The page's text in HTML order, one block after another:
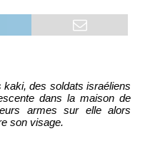
des soldats israéliens
dans la maison de
armes sur elle alors
son visage.